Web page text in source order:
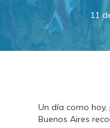
11
Un día como
Buenos Aires